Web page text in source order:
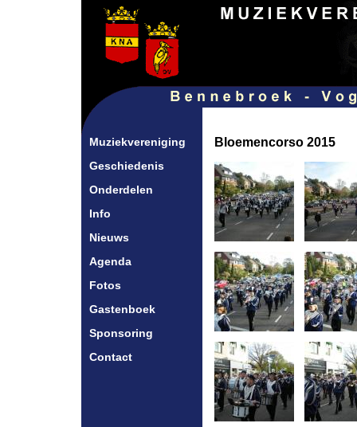
Muziekvereniging
Geschiedenis
Onderdelen
Info
Nieuws
Agenda
Fotos
Gastenboek
Sponsoring
Contact
Bloemencorso 2015